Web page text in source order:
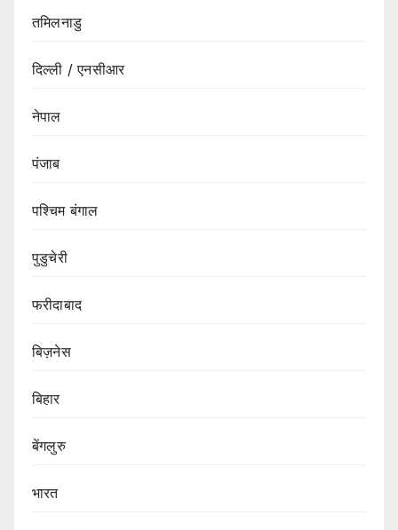
तमिलनाडु
दिल्ली / एनसीआर
नेपाल
पंजाब
पश्चिम बंगाल
पुडुचेरी
फरीदाबाद
बिज़नेस
बिहार
बेंगलुरु
भारत